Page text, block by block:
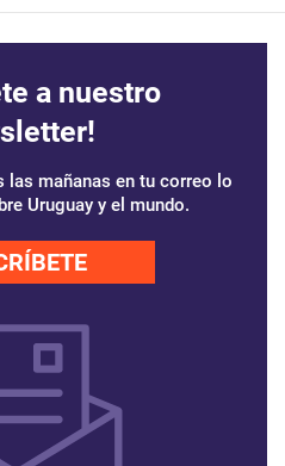
a nuestro
las mañanas en tu correo lo
Uruguay y el mundo.